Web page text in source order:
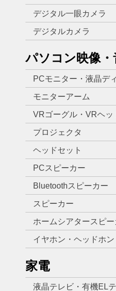
デジタル一眼カメラ
デジタルカメラ
パソコン映像・
PCモニター・液晶デ
モニターアーム
VRゴーグル・VRヘッ
プロジェクタ
ヘッドセット
PCスピーカー
Bluetoothスピーカー
スピーカー
ホームシアタースピー
イヤホン・ヘッドホン
家電
液晶テレビ・有機EL